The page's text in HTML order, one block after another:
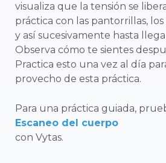
visualiza que la tensión se
práctica con las pantorrillas, los
y así sucesivamente hasta
Observa cómo te sientes
Practica esto una vez al día
provecho de esta práctica.
Para una práctica guiada,
Escaneo del cuerpo
con Vytas.